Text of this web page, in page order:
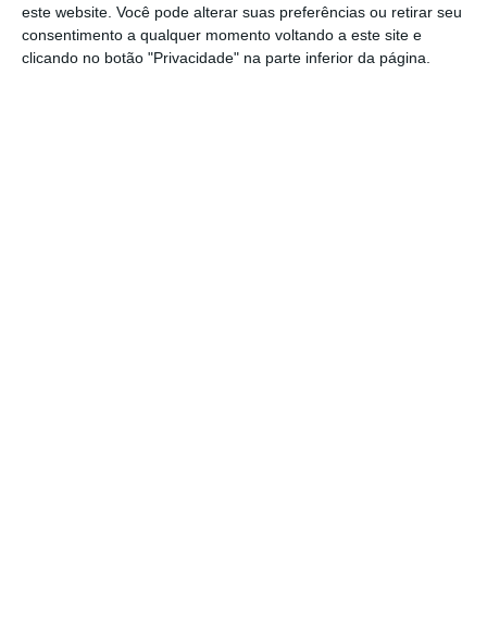
este website. Você pode alterar suas preferências ou retirar seu
consentimento a qualquer momento voltando a este site e
clicando no botão "Privacidade" na parte inferior da página.
fronteiras oeste e sul foi encerrado”, adianta
o GTS, sublinhando que os parceiros